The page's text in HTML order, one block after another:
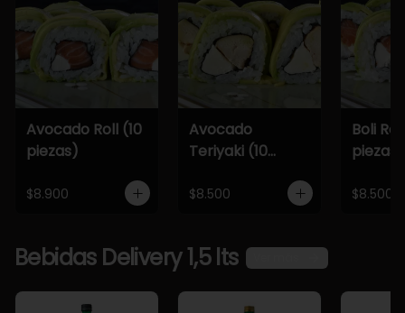
Avocado Roll (10
piezas)
$8.900
Avocado
Teriyaki (10
$8.500
Boli
piezas)
$8.500
Bebidas Delivery 1,5 lts